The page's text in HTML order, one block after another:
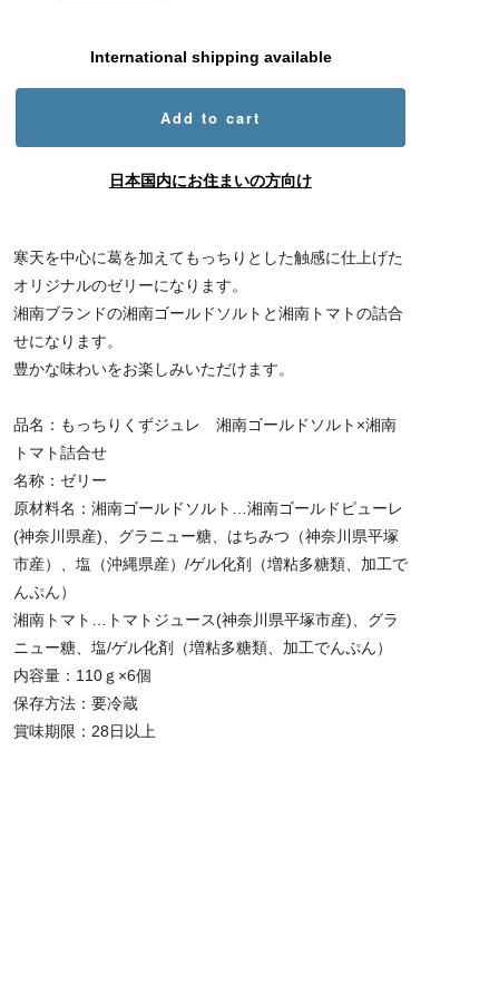
International shipping available
Add to cart
日本国内にお住まいの方向け
寒天を中心に葛を加えてもっちりとした触感に仕上げた
オリジナルのゼリーになります。
湘南ブランドの湘南ゴールドソルトと湘南トマトの詰合
せになります。
豊かな味わいをお楽しみいただけます。
品名：もっちりくずジュレ 湘南ゴールドソルト×湘南
トマト詰合せ
名称：ゼリー
原材料名：湘南ゴールドソルト…湘南ゴールドピューレ
(神奈川県産)、グラニュー糖、はちみつ（神奈川県平塚
市産）、塩（沖縄県産）/ゲル化剤（増粘多糖類、加工で
んぷん）
湘南トマト…トマトジュース(神奈川県平塚市産)、グラ
ニュー糖、塩/ゲル化剤（増粘多糖類、加工でんぷん）
内容量：110ｇ×6個
保存方法：要冷蔵
賞味期限：28日以上